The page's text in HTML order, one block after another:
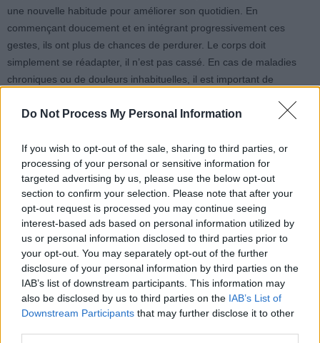
Do Not Process My Personal Information
If you wish to opt-out of the sale, sharing to third parties, or
processing of your personal or sensitive information for
targeted advertising by us, please use the below opt-out
section to confirm your selection. Please note that after your
opt-out request is processed you may continue seeing
interest-based ads based on personal information utilized by
us or personal information disclosed to third parties prior to
your opt-out. You may separately opt-out of the further
disclosure of your personal information by third parties on the
IAB’s list of downstream participants. This information may
also be disclosed by us to third parties on the IAB’s List of
Downstream Participants that may further disclose it to other
une nouvelle habitude pour améliorer son quotidien. En
commençant doucement et en intégrant progressivement ces
gestes, ils ont plus de chances de perdurer. Le corps doit
simplement se réadapter, il n’est pas cassé. En cas de maladies
chroniques ou de douleurs inhabituelles, il est important de
consommer des protéines pendant le printemps et l’été. Pour
faciliter leur intégration, il est conseillé de construire chaque repas
autour d’un aliment riche en protéines, puis d’ajouter des fruits et
légumes de saison. Par exemple, commencer par du poulet, du
saumon, des œufs, des lentilles ou du tofu, puis compléter avec
des asperges, des pois mange-tout, des herbes fraîches, des baies
ou des agrumes. Cela permet de rendre chaque repas équilibré et
savoureux.